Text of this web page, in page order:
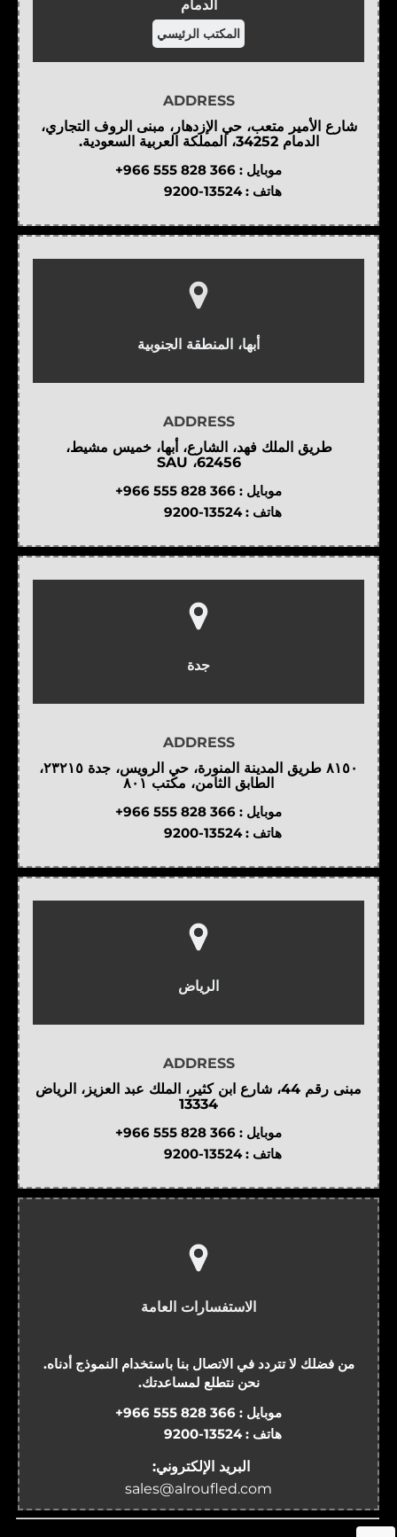
الدمام
المكتب الرئيسي
ADDRESS
شارع الأمير متعب، حي الإزدهار، مبنى الروف التجاري،
الدمام 34252، المملكة العربية السعودية.
موبايل : +966 555 828 366
هاتف : 9200-13524
أبها، المنطقة الجنوبية
ADDRESS
طريق الملك فهد، الشارع، أبها، خميس مشيط،
62456، SAU
موبايل : +966 555 828 366
هاتف : 9200-13524
جدة
ADDRESS
٨١٥٠ طريق المدينة المنورة، حي الرويس، جدة ٢٣٢١٥،
الطابق الثامن، مكتب ٨٠١
موبايل : +966 555 828 366
هاتف : 9200-13524
الرياض
ADDRESS
مبنى رقم 44، شارع ابن كثير، الملك عبد العزيز، الرياض
13334
موبايل : +966 555 828 366
هاتف : 9200-13524
الاستفسارات العامة
من فضلك لا تتردد في الاتصال بنا باستخدام النموذج أدناه.
نحن نتطلع لمساعدتك.
موبايل : +966 555 828 366
هاتف : 9200-13524
البريد الإلكتروني:
sales@alroufled.com